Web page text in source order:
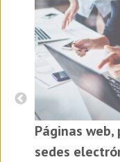
Páginas
sedes